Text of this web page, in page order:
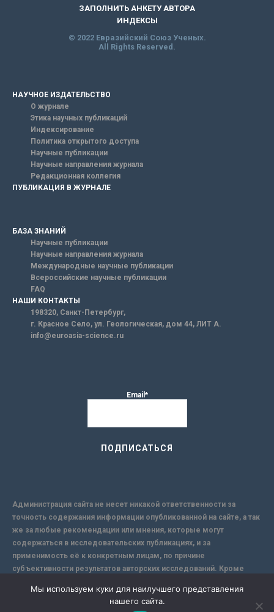
ЗАПОЛНИТЬ АНКЕТУ АВТОРА
ИНДЕКСЫ
© 2022 Евразийский Союз Ученых.
All Rights Reserved.
НАУЧНОЕ ИЗДАТЕЛЬСТВО
О журнале
Этика научных публикаций
Индексирование
Политика открытого доступа
Научные публикации
Научные направления журнала
Редакционная коллегия
ПУБЛИКАЦИЯ В ЖУРНАЛЕ
БАЗА ЗНАНИЙ
Научные публикации
Научные направления журнала
Международные научные публикации
Всероссийские научные публикации
FAQ
НАШИ КОНТАКТЫ
198320, Санкт-Петербург,
г. Красное Село, ул. Геологическая, дом 44, ЛИТ А.
info@euroasia-science.ru
Email*
Администрация сайта не несет никакой ответственности за
точность содержания информации опубликованной на сайте, а так
же за любые рекомендации или мнения, которые могут
содержаться в исследовательских публикациях, и за
применимость её к конкретным лицам, по причине
субъективности результатов авторских исследований. Кроме
надежной защиты информации, Сайт не несет ответственности за
Мы используем куки для наилучшего представления
нашего сайта.